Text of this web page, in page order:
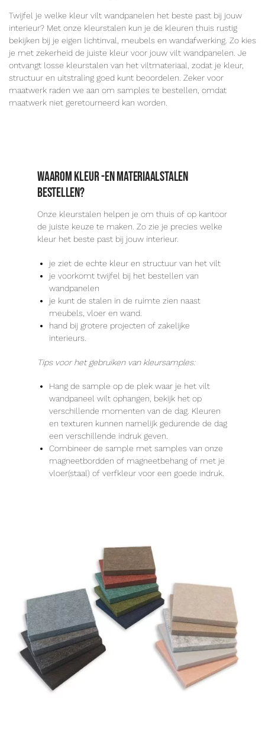
Twijfel je welke kleur vilt wandpanelen het beste past bij jouw
interieur? Met onze kleurstalen kun je de kleuren thuis rustig
bekijken bij je eigen lichtinval, meubels en wandafwerking. Zo kies
je met zekerheid de juiste kleur voor jouw vilt wandpanelen. Je
ontvangt losse kleurstalen van het viltmateriaal, zodat je kleur,
structuur en uitstraling goed kunt beoordelen. Zeker voor
maatwerk raden we aan om samples te bestellen, omdat
maatwerk niet geretourneerd kan worden.
Waarom kleur -en materiaalstalen
bestellen?
Onze kleurstalen helpen je om thuis of op kantoor
de juiste keuze te maken. Zo zie je precies welke
kleur het beste past bij jouw interieur.
je ziet de echte kleur en structuur van het vilt
je voorkomt twijfel bij het bestellen van
wandpanelen
je kunt de stalen in de ruimte zien naast
meubels, vloer en wand.
hand bij grotere projecten of zakelijke
interieurs.
Tips voor het gebruiken van kleursamples:
Hang de sample op de plek waar je het vilt
wandpaneel wilt ophangen, bekijk het op
verschillende momenten van de dag. Kleuren
en texturen kunnen namelijk gedurende de dag
een verschillende indruk geven.
Combineer de sample met samples van onze
magneetbordden of magneetbehang of met je
vloer(staal) of verfkleur voor een goede indruk.